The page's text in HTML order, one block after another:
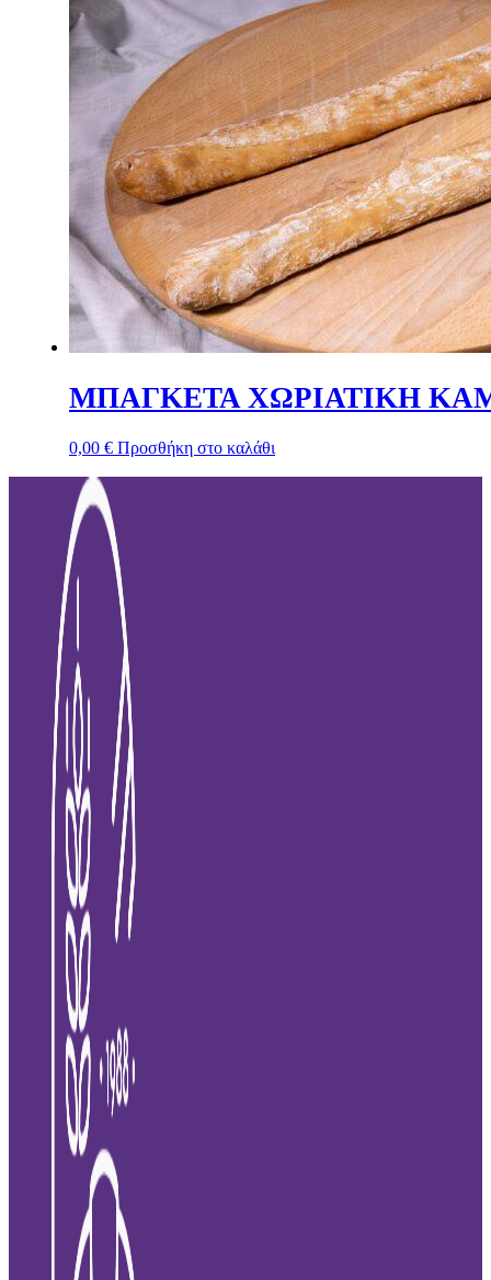
ΜΠΑΓΚΕΤΑ ΧΩΡΙΑΤΙΚΗ
0,00 € Προσθήκη στο καλάθι